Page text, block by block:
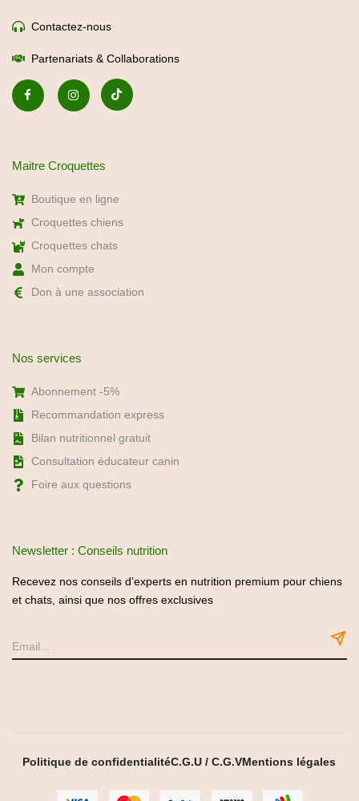
Contactez-nous
Partenariats & Collaborations
Maitre Croquettes
Boutique en ligne
Croquettes chiens
Croquettes chats
Mon compte
Don à une association
Nos services
Abonnement -5%
Recommandation express
Bilan nutritionnel gratuit
Consultation éducateur canin
Foire aux questions
Newsletter : Conseils nutrition
Recevez nos conseils d’experts en nutrition premium pour chiens
et chats, ainsi que nos offres exclusives
Politique de confidentialitéC.G.U / C.G.VMentions légales